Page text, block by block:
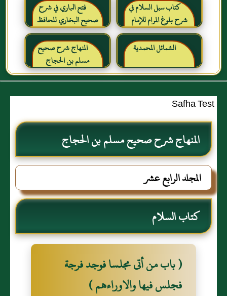
كتاب سبل السلام في
شرح بلوغ المرام للإمام
الصنعاني رحمه الله
فتح الباري في شرح
صحيح البخاري للحافظ
ابن حجر العسقلاني
الشمائل المحمدية
المنهاج شرح صحيح
مسلم بن الحجاج
Safha Test
المنهاج شرح صحيح مسلم بن الحجاج
المجلد الرابع عشر
كتاب السلام
( باب من أتى مجلسا فوجد فرجة
فجلس فيها والاوراءهم )